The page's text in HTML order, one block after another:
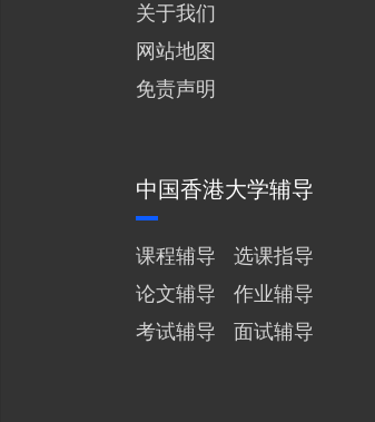
关于我们
网站地图
免责声明
中国香港大学辅导
课程辅导
选课指导
论文辅导
作业辅导
考试辅导
面试辅导